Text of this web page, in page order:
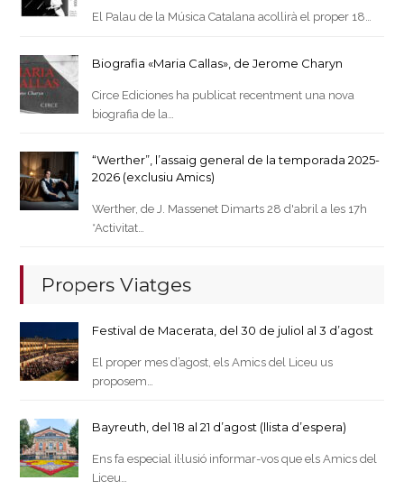
El Palau de la Música Catalana acollirà el proper 18…
Biografia «Maria Callas», de Jerome Charyn
Circe Ediciones ha publicat recentment una nova
biografia de la…
“Werther”, l’assaig general de la temporada 2025-
2026 (exclusiu Amics)
Werther, de J. Massenet Dimarts 28 d'abril a les 17h
*Activitat…
Propers Viatges
Festival de Macerata, del 30 de juliol al 3 d’agost
El proper mes d’agost, els Amics del Liceu us
proposem…
Bayreuth, del 18 al 21 d’agost (llista d’espera)
Ens fa especial il·lusió informar-vos que els Amics del
Liceu…